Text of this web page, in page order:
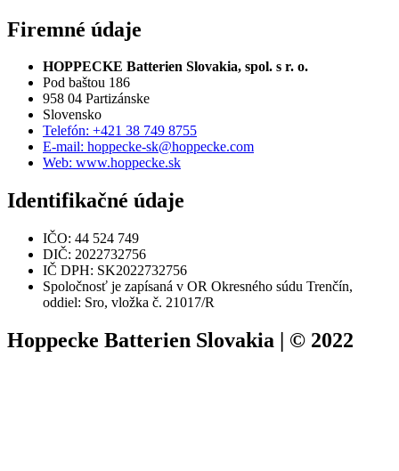
Firemné údaje
HOPPECKE Batterien Slovakia, spol. s r. o.
Pod baštou 186
958 04 Partizánske
Slovensko
Telefón: +421 38 749 8755
E-mail: hoppecke-sk@hoppecke.com
Web: www.hoppecke.sk
Identifikačné údaje
IČO: 44 524 749
DIČ: 2022732756
IČ DPH: SK2022732756
Spoločnosť je zapísaná v OR Okresného súdu Trenčín,
oddiel: Sro, vložka č. 21017/R
Hoppecke Batterien Slovakia | © 2022